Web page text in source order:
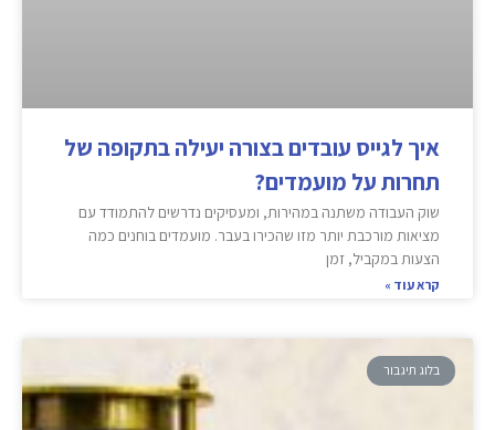
איך לגייס עובדים בצורה יעילה בתקופה של
תחרות על מועמדים?
שוק העבודה משתנה במהירות, ומעסיקים נדרשים להתמודד עם
מציאות מורכבת יותר מזו שהכירו בעבר. מועמדים בוחנים כמה
הצעות במקביל, זמן
קרא עוד »
בלוג תיגבור